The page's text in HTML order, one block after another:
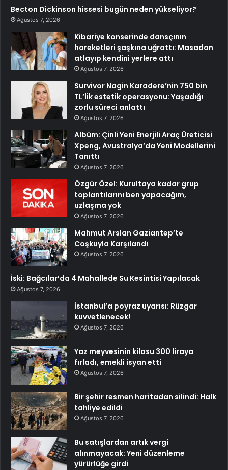
Becton Dickinson hissesi bugün neden yükseliyor?
Ağustos 7, 2026
Kibariye konserinde dansçının
hareketleri şaşkına uğrattı: Masadan
atlayıp kendini yerlere attı
Ağustos 7, 2026
Survivor Nagin Karadere’nin 750 bin
TL’lik estetik operasyonu: Yaşadığı
zorlu süreci anlattı
Ağustos 7, 2026
Albüm: Çinli Yeni Enerjili Araç Üreticisi
Xpeng, Avustralya’da Yeni Modellerini
Tanıttı
Ağustos 7, 2026
Özgür Özel: Kurultaya kadar grup
toplantılarını ben yapacağım,
uzlaşma yok
Ağustos 7, 2026
Mahmut Arslan Gaziantep’te
Coşkuyla Karşılandı
Ağustos 7, 2026
İski: Bağcılar’da 4 Mahallede Su Kesintisi Yapılacak
Ağustos 7, 2026
İstanbul’a poyraz uyarısı: Rüzgar
kuvvetlenecek!
Ağustos 7, 2026
Yaz meyvesinin kilosu 300 liraya
fırladı, emekli isyan etti
Ağustos 7, 2026
Bir şehir resmen haritadan silindi: Halk
tahliye edildi
Ağustos 7, 2026
Bu satışlardan artık vergi
alınmayacak: Yeni düzenleme
yürürlüğe girdi